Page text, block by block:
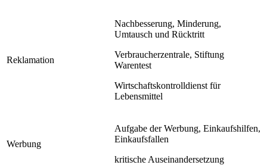
Reklamation
Nachbesserung, Minderung,
Umtausch und Rücktritt
Verbraucherzentrale, Stiftung
Warentest
Wirtschaftskontrolldienst für
Lebensmittel
Werbung
Aufgabe der Werbung, Einkaufshilfen,
Einkaufsfallen
kritische Auseinandersetzung